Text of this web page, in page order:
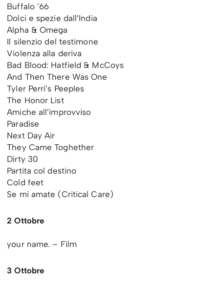
Buffalo ’66
Dolci e spezie dall’India
Alpha & Omega
Il silenzio del testimone
Violenza alla deriva
Bad Blood: Hatfield & McCoys
And Then There Was One
Tyler Perri’s Peeples
The Honor List
Amiche all’improvviso
Paradise
Next Day Air
They Came Toghether
Dirty 30
Partita col destino
Cold feet
Se mi amate (Critical Care)
2 Ottobre
your name. – Film
3 Ottobre